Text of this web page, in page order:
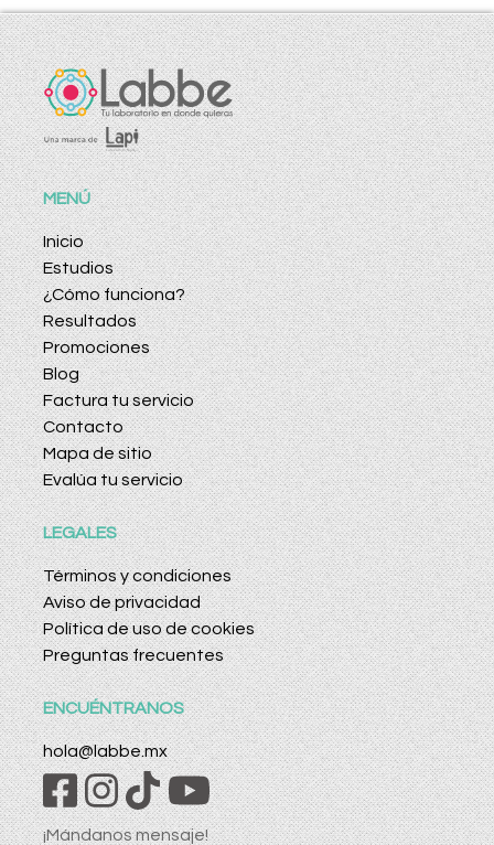
MENÚ
Inicio
Estudios
¿Cómo funciona?
Resultados
Promociones
Blog
Factura tu servicio
Contacto
Mapa de sitio
Evalúa tu servicio
LEGALES
Términos y condiciones
Aviso de privacidad
Política de uso de cookies
Preguntas frecuentes
ENCUÉNTRANOS
hola@labbe.mx
¡Mándanos mensaje!